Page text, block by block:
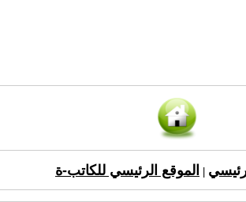
الموقع الرئيسي للكاتب-ة